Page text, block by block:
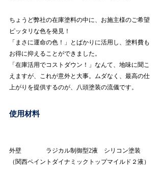
ちょうど弊社の在庫塗料の中に、お施主様のご希望
ピッタリな色を発見！
「まさに運命の色！」とばかりに活用し、塗料費も
お得に抑えることができました。
「在庫活用でコストダウン！」なんて、地味に聞こ
えますが、これが意外と大事。ムダなく、最高の仕
上がりを提供するのが、八頭塗装の流儀です。
使用材料
外壁　　　　ラジカル制御型2液　シリコン塗装
（関西ペイントダイナミックトップマイルド２液）